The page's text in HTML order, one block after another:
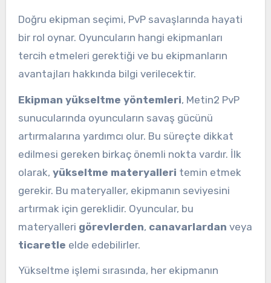
Doğru ekipman seçimi, PvP savaşlarında hayati
bir rol oynar. Oyuncuların hangi ekipmanları
tercih etmeleri gerektiği ve bu ekipmanların
avantajları hakkında bilgi verilecektir.
Ekipman yükseltme yöntemleri, Metin2 PvP
sunucularında oyuncuların savaş gücünü
artırmalarına yardımcı olur. Bu süreçte dikkat
edilmesi gereken birkaç önemli nokta vardır. İlk
olarak, yükseltme materyalleri temin etmek
gerekir. Bu materyaller, ekipmanın seviyesini
artırmak için gereklidir. Oyuncular, bu
materyalleri görevlerden, canavarlardan veya
ticaretle elde edebilirler.
Yükseltme işlemi sırasında, her ekipmanın